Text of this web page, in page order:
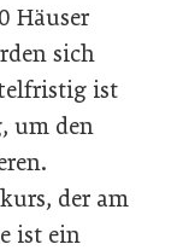
Häuser
sich
ist
um den
der am
ist ein